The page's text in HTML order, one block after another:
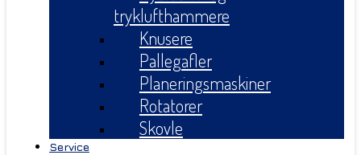
tryklufthammere
Knusere
Pallegafler
Planeringsmaskiner
Rotatorer
Skovle
Service